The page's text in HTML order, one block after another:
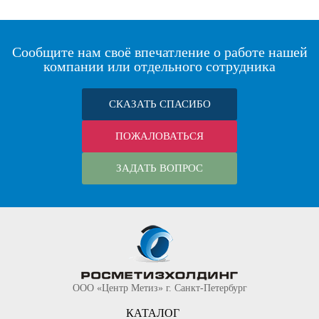
Сообщите нам своё впечатление о работе нашей
компании или отдельного сотрудника
СКАЗАТЬ СПАСИБО
ПОЖАЛОВАТЬСЯ
ЗАДАТЬ ВОПРОС
ООО «Центр Метиз» г. Санкт-Петербург
КАТАЛОГ